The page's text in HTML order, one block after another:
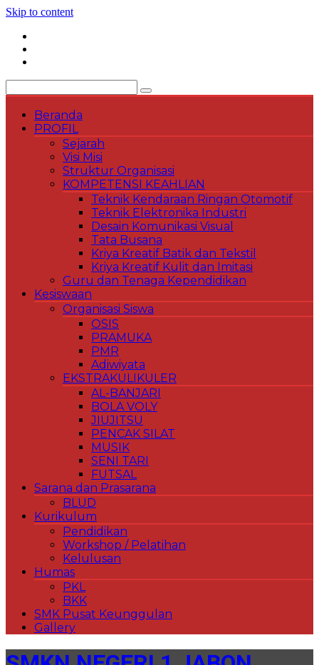
Skip to content
Beranda
PROFIL
Sejarah
Visi Misi
Struktur Organisasi
KOMPETENSI KEAHLIAN
Teknik Kendaraan Ringan Otomotif
Teknik Elektronika Industri
Desain Komunikasi Visual
Tata Busana
Kriya Kreatif Batik dan Tekstil
Kriya Kreatif Kulit dan Imitasi
Guru dan Tenaga Kependidikan
Kesiswaan
Organisasi Siswa
OSIS
PRAMUKA
PMR
Adiwiyata
EKSTRAKULIKULER
AL-BANJARI
BOLA VOLY
JIUJITSU
PENCAK SILAT
MUSIK
SENI TARI
FUTSAL
Sarana dan Prasarana
BLUD
Kurikulum
Pendidikan
Workshop / Pelatihan
Kelulusan
Humas
PKL
BKK
SMK Pusat Keunggulan
Gallery